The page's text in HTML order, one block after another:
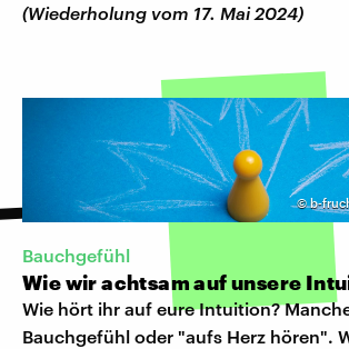
(Wiederholung vom 17. Mai 2024)
©b-
Bauchgefühl
Wie wir achtsam auf unsere
Wie hört ihr auf eure Intuition?
Bauchgefühl oder "aufs Herz hören".